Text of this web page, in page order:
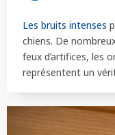
Les bruits intenses
chiens. De
feux d’artifices, les
représentent un